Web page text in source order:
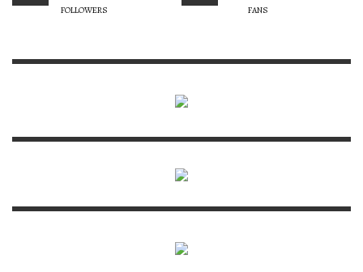
FOLLOWERS FANS